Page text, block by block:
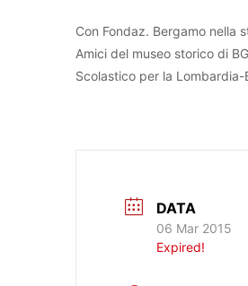
Con Fondaz. Bergamo nella
Amici del museo storico di
Scolastico per la Lombardia-
DATA
06 Mar 2015
Expired!